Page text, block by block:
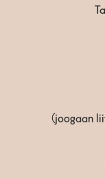
(joogaan